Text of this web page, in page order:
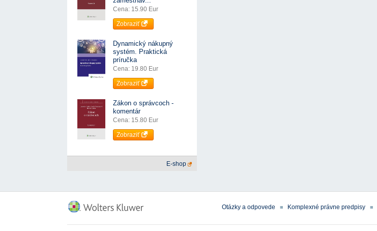
Cena: 15.90 Eur
Zobraziť
Dynamický nákupný
systém. Praktická
príručka
Cena: 19.80 Eur
Zobraziť
Zákon o správcoch -
komentár
Cena: 15.80 Eur
Zobraziť
E-shop
Otázky a odpovede Komplexné právne predpisy